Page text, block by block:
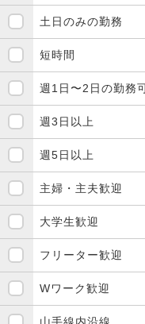
土日のみの勤務
短時間
週1日〜2日の勤務
週3日以上
週5日以上
主婦・主夫歓迎
大学生歓迎
フリーター歓迎
Wワーク歓迎